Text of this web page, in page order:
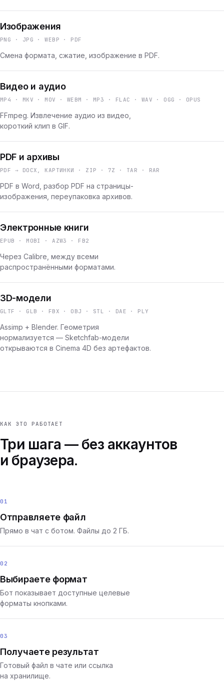
Изображения
PNG · JPG · WEBP · PDF
Смена формата, сжатие, изображение в PDF.
Видео и аудио
MP4 · MKV · MOV · WEBM · MP3 · FLAC · WAV · OGG · OPUS
FFmpeg. Извлечение аудио из видео,
короткий клип в GIF.
PDF и архивы
PDF → DOCX, КАРТИНКИ · ZIP · 7Z · TAR · RAR
PDF в Word, разбор PDF на страницы-
изображения, переупаковка архивов.
Электронные книги
EPUB · MOBI · AZW3 · FB2
Через Calibre, между всеми
распространёнными форматами.
3D-модели
GLTF · GLB · FBX · OBJ · STL · DAE · PLY
Assimp + Blender. Геометрия
нормализуется — Sketchfab-модели
открываются в Cinema 4D без артефактов.
КАК ЭТО РАБОТАЕТ
Три шага — без аккаунтов
и браузера.
01
Отправляете файл
Прямо в чат с ботом. Файлы до 2 ГБ.
02
Выбираете формат
Бот показывает доступные целевые
форматы кнопками.
03
Получаете результат
Готовый файл в чате или ссылка
на хранилище.